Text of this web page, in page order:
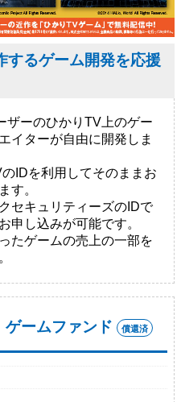
するゲーム開発を応援
ザーのひかりTV上のゲー
イターが自由に開発しま
IDを利用してそのままお
す。
セキュリティーズのIDで
申し込みが可能です。
たゲームの売上の一部を
ームファンド 償還済